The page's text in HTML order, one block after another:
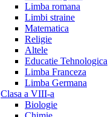
Limba romana
Limbi straine
Matematica
Religie
Altele
Educatie Tehnologica
Limba Franceza
Limba Germana
Clasa a VIII-a
Biologie